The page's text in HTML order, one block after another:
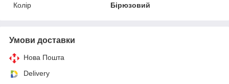
Колір
Бірюзовий
Умови доставки
Нова Пошта
Delivery